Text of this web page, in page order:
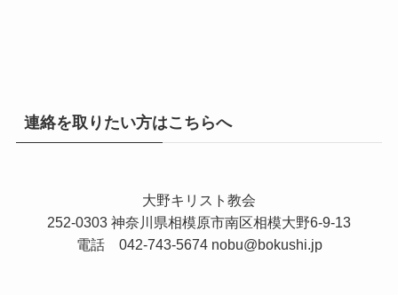
連絡を取りたい方はこちらへ
大野キリスト教会
252-0303 神奈川県相模原市南区相模大野6-9-13
電話 042-743-5674nobu@bokushi.jp